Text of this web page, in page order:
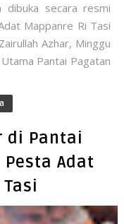
dibuka secara resmi
Mappanre Ri Tasi
Azhar, Minggu
Pantai Pagatan
di Pantai
Adat